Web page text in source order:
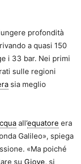
profondità
a quasi 150
i 33 bar. Nei primi
sulle regioni
sia meglio
all’equatore era
Galileo», spiega
«Ma poiché
su Giove, si